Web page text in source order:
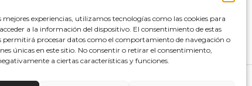
mejores experiencias, utilizamos tecnologías como las cookies para
a la información del dispositivo. El consentimiento de estas
permitirá procesar datos como el comportamiento de navegación o
únicas en este sitio. No consentir o retirar el consentimiento,
a ciertas características y funciones.
Soluciones